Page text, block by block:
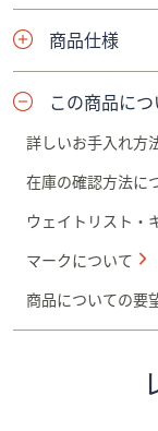
商品仕様
この商品につ
詳しいお手入れ方
在庫の確認方法に
ウェイトリスト・
マークについて
商品についての要